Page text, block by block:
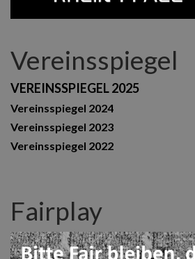
Vereinsspiegel
VEREINSSPIEGEL 2025
Vereinsspiegel 2024
Vereinsspiegel 2023
Vereinsspiegel 2022
Fairplay